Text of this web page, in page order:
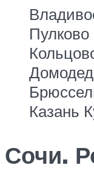
Пулково
Казань
Сочи.